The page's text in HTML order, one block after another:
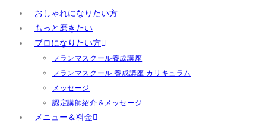
おしゃれになりたい方
もっと磨きたい
プロになりたい方
フランマスクール養成講座
フランマスクール 養成講座 カリキュラム
メッセージ
認定講師紹介＆メッセージ
メニュー＆料金